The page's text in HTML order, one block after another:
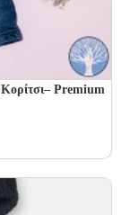
Premium